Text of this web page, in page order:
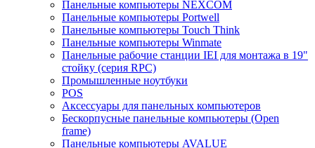
Панельные компьютеры NEXCOM
Панельные компьютеры Portwell
Панельные компьютеры Touch Think
Панельные компьютеры Winmate
Панельные рабочие станции IEI для монтажа в 19"
стойку (серия RPC)
Промышленные ноутбуки
POS
Аксессуары для панельных компьютеров
Бескорпусные панельные компьютеры (Open
frame)
Панельные компьютеры AVALUE